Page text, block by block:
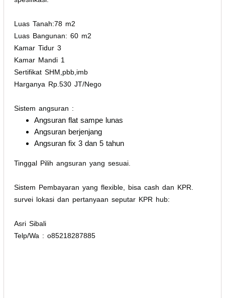
Luas Tanah:78 m2
Luas Bangunan: 60 m2
Kamar Tidur 3
Kamar Mandi 1
Sertifikat SHM,pbb,imb
Harganya Rp.530 JT/Nego
Sistem angsuran :
Angsuran flat sampe lunas
Angsuran berjenjang
Angsuran fix 3 dan 5 tahun
Tinggal Pilih angsuran yang sesuai.
Sistem Pembayaran yang flexible, bisa cash dan KPR.
survei lokasi dan pertanyaan seputar KPR hub:
Asri Sibali
Telp/Wa : o85218287885